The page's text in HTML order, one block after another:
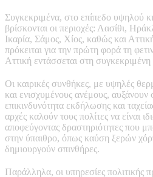
Συγκεκριμένα, στο επίπεδο υψηλού
βρίσκονται οι περιοχές: Λασίθι,
Ικαρία, Σάμος, Χίος, καθώς και
πρόκειται για την πρώτη φορά τη
Αττική εντάσσεται στη
Οι καιρικές συνθήκες, με υψηλές
και ενισχυμένους ανέμους, αυξάνουν
επικινδυνότητα εκδήλωσης και
αρχές καλούν τους πολίτες να είναι
αποφεύγοντας δραστηριότητες που
στην ύπαιθρο, όπως καύση ξερών
δημιουργούν σπινθήρες.
Παράλληλα, οι υπηρεσίες πολιτικής